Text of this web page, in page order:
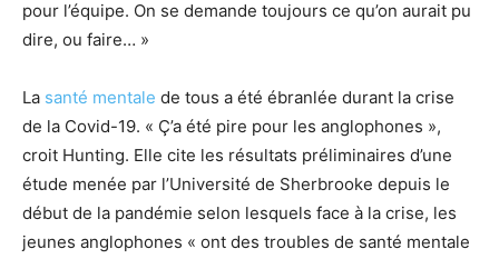
pour l’équipe. On se demande toujours ce qu’on aurait pu
dire, ou faire… »
La santé mentale de tous a été ébranlée durant la crise
de la Covid-19. « Ç’a été pire pour les anglophones »,
croit Hunting. Elle cite les résultats préliminaires d’une
étude menée par l’Université de Sherbrooke depuis le
début de la pandémie selon lesquels face à la crise, les
jeunes anglophones « ont des troubles de santé mentale